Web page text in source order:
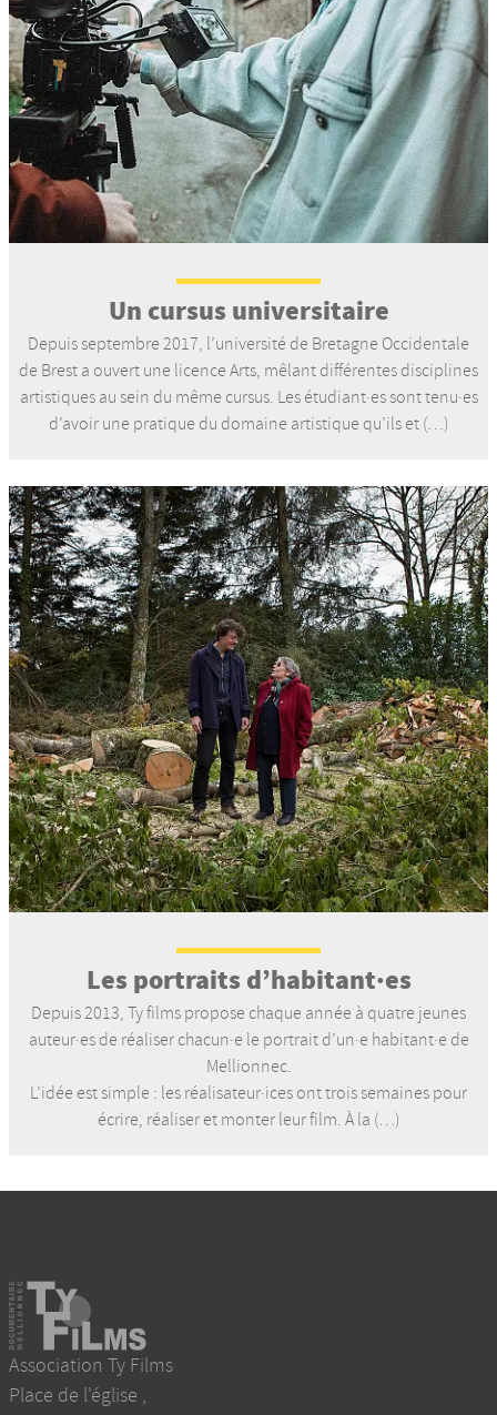
Un cursus universitaire
Depuis septembre 2017, l’université de Bretagne Occidentale
de Brest a ouvert une licence Arts, mêlant différentes disciplines
artistiques au sein du même cursus. Les étudiant·es sont tenu·es
d’avoir une pratique du domaine artistique qu’ils et (…)
Les portraits d’habitant·es
Depuis 2013, Ty films propose chaque année à quatre jeunes
auteur·es de réaliser chacun·e le portrait d’un·e habitant·e de
Mellionnec.
L’idée est simple : les réalisateur·ices ont trois semaines pour
écrire, réaliser et monter leur film. À la (…)
Association Ty Films
Place de l'église ,